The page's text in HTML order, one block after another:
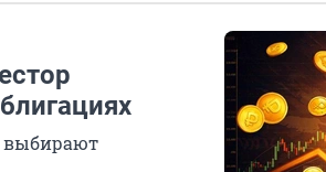
выбирают